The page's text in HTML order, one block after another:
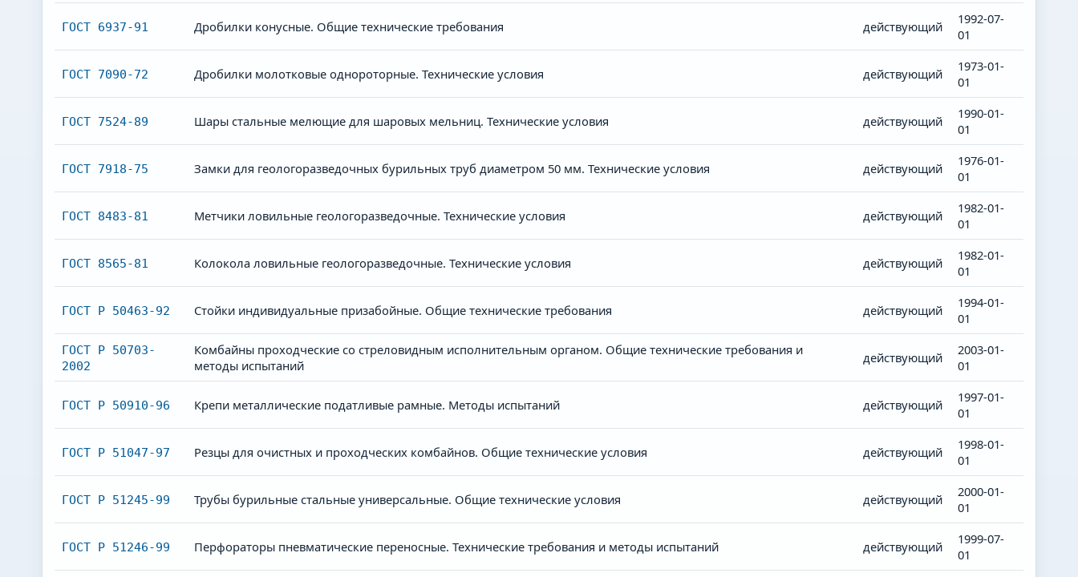
ГОСТ 6937-91 Дробилки конусные. Общие технические требования действующий
1992-07-
01
ГОСТ 7090-72 Дробилки молотковые однороторные. Технические условия действующий
1973-01-
01
ГОСТ 7524-89 Шары стальные мелющие для шаровых мельниц. Технические условия действующий
1990-01-
01
ГОСТ 7918-75 Замки для геологоразведочных бурильных труб диаметром 50 мм. Технические условия действующий
1976-01-
01
ГОСТ 8483-81 Метчики ловильные геологоразведочные. Технические условия действующий
1982-01-
01
ГОСТ 8565-81 Колокола ловильные геологоразведочные. Технические условия действующий
1982-01-
01
ГОСТ Р 50463-92 Стойки индивидуальные призабойные. Общие технические требования действующий
1994-01-
01
ГОСТ Р 50703-
2002
Комбайны проходческие со стреловидным исполнительным органом. Общие технические требования и
методы испытаний
действующий
2003-01-
01
ГОСТ Р 50910-96 Крепи металлические податливые рамные. Методы испытаний действующий
1997-01-
01
ГОСТ Р 51047-97 Резцы для очистных и проходческих комбайнов. Общие технические условия действующий
1998-01-
01
ГОСТ Р 51245-99 Трубы бурильные стальные универсальные. Общие технические условия действующий
2000-01-
01
ГОСТ Р 51246-99 Перфораторы пневматические переносные. Технические требования и методы испытаний действующий
1999-07-
01